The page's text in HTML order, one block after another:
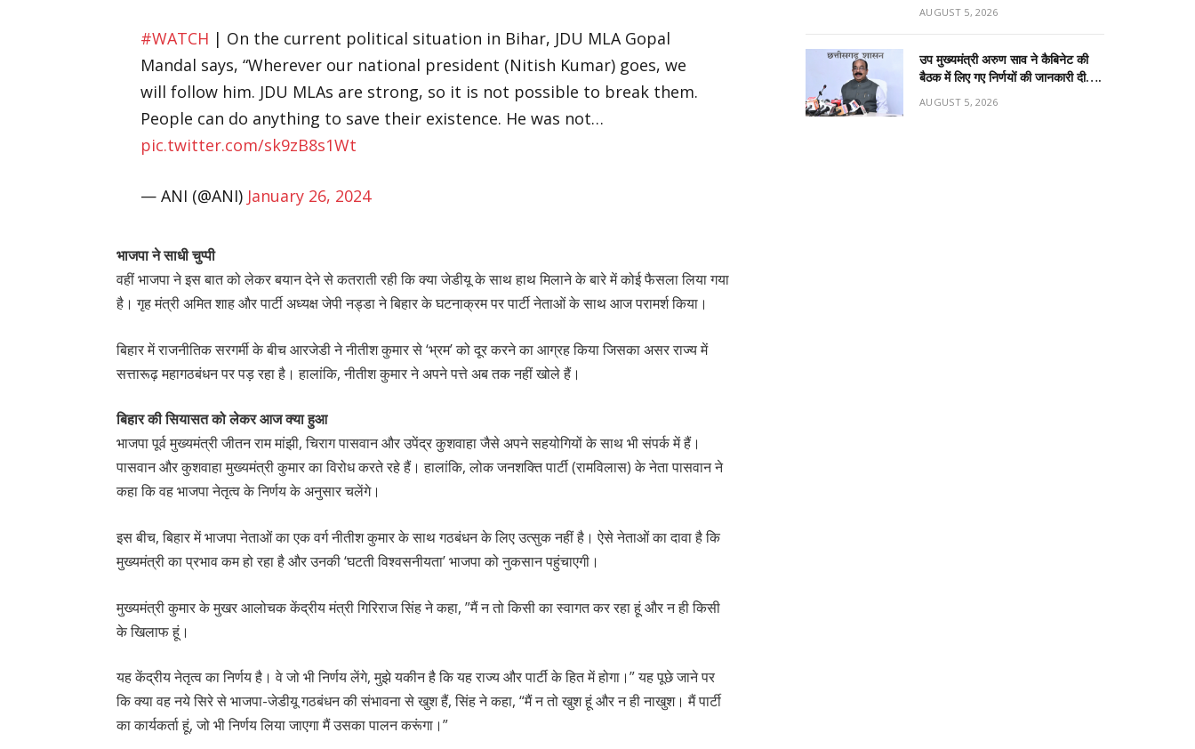
#WATCH | On the current political situation in Bihar, JDU MLA Gopal
Mandal says, “Wherever our national president (Nitish Kumar) goes, we
will follow him. JDU MLAs are strong, so it is not possible to break them.
People can do anything to save their existence. He was not…
pic.twitter.com/sk9zB8s1Wt
— ANI (@ANI) January 26, 2024
भाजपा ने साधी चुप्पी
वहीं भाजपा ने इस बात को लेकर बयान देने से कतराती रही कि क्या जेडीयू के साथ हाथ मिलाने के बारे में कोई फैसला लिया गया
है। गृह मंत्री अमित शाह और पार्टी अध्यक्ष जेपी नड्डा ने बिहार के घटनाक्रम पर पार्टी नेताओं के साथ आज परामर्श किया।
बिहार में राजनीतिक सरगर्मी के बीच आरजेडी ने नीतीश कुमार से ‘भ्रम’ को दूर करने का आग्रह किया जिसका असर राज्य में
सत्तारूढ़ महागठबंधन पर पड़ रहा है। हालांकि, नीतीश कुमार ने अपने पत्ते अब तक नहीं खोले हैं।
बिहार की सियासत को लेकर आज क्या हुआ
भाजपा पूर्व मुख्यमंत्री जीतन राम मांझी, चिराग पासवान और उपेंद्र कुशवाहा जैसे अपने सहयोगियों के साथ भी संपर्क में हैं।
पासवान और कुशवाहा मुख्यमंत्री कुमार का विरोध करते रहे हैं। हालांकि, लोक जनशक्ति पार्टी (रामविलास) के नेता पासवान ने
कहा कि वह भाजपा नेतृत्व के निर्णय के अनुसार चलेंगे।
इस बीच, बिहार में भाजपा नेताओं का एक वर्ग नीतीश कुमार के साथ गठबंधन के लिए उत्सुक नहीं है। ऐसे नेताओं का दावा है कि
मुख्यमंत्री का प्रभाव कम हो रहा है और उनकी ‘घटती विश्वसनीयता’ भाजपा को नुकसान पहुंचाएगी।
मुख्यमंत्री कुमार के मुखर आलोचक केंद्रीय मंत्री गिरिराज सिंह ने कहा, ”मैं न तो किसी का स्वागत कर रहा हूं और न ही किसी
के खिलाफ हूं।
यह केंद्रीय नेतृत्व का निर्णय है। वे जो भी निर्णय लेंगे, मुझे यकीन है कि यह राज्य और पार्टी के हित में होगा।” यह पूछे जाने पर
कि क्या वह नये सिरे से भाजपा-जेडीयू गठबंधन की संभावना से खुश हैं, सिंह ने कहा, “मैं न तो खुश हूं और न ही नाखुश। मैं पार्टी
का कार्यकर्ता हूं, जो भी निर्णय लिया जाएगा मैं उसका पालन करूंगा।”
AUGUST 5, 2026
उप मुख्यमंत्री अरुण साव ने कैबिनेट की
बैठक में लिए गए निर्णयों की जानकारी दी….
AUGUST 5, 2026